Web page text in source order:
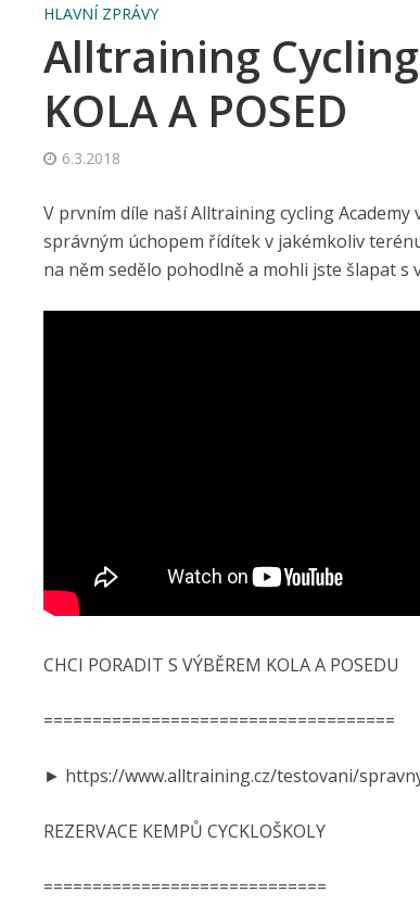
HLAVNÍ ZPRÁVY
Alltraining Cycling
KOLA A POSED
6.3.2018
V prvním díle naší Alltraining cycling
správným úchopem řídítek v jakémkoliv
na něm sedělo pohodlně a mohli jste šlapat
CHCI PORADIT S VÝBĚREM KOLA A POSEDU
====================================
► https://www.alltraining.cz/testovani/
REZERVACE KEMPŮ CYCKLOŠKOLY
=============================